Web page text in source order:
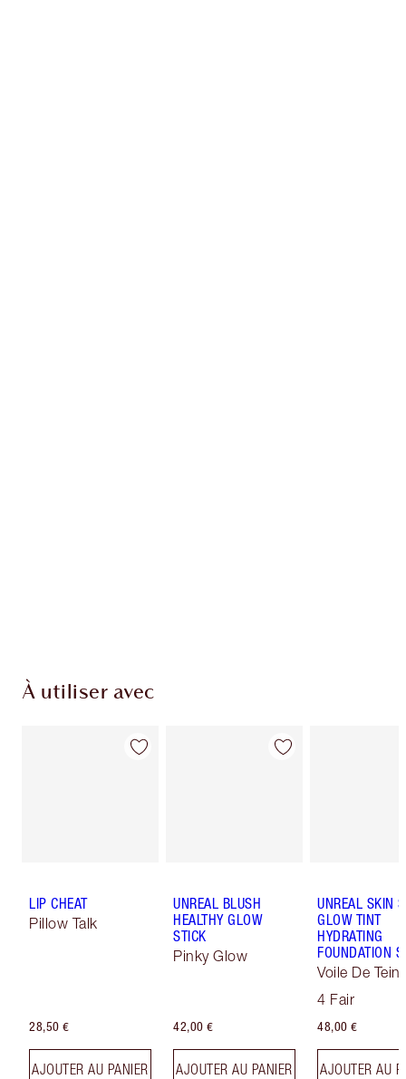
À utiliser avec
LIP CHEAT
Pillow Talk
28,50 €
AJOUTER AU PANIER
UNREAL BLUSH
HEALTHY GLOW
STICK
Pinky Glow
42,00 €
AJOUTER AU PANIER
UNREAL SKIN
GLOW TINT
HYDRATING
FOUNDATION
Voile De
4 Fair
48,00 €
AJOUTER AU